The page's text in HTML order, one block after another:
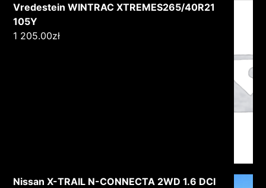
Vredestein WINTRAC XTREMES265/40R21
105Y
1 205.00zł
Nissan X-TRAIL N-CONNECTA 2WD 1.6 DCI